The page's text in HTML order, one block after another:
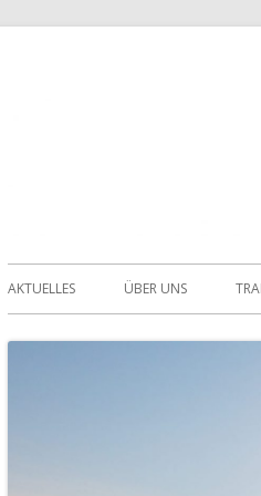
Primäres
Menü
AKTUELLES ÜBER UNS